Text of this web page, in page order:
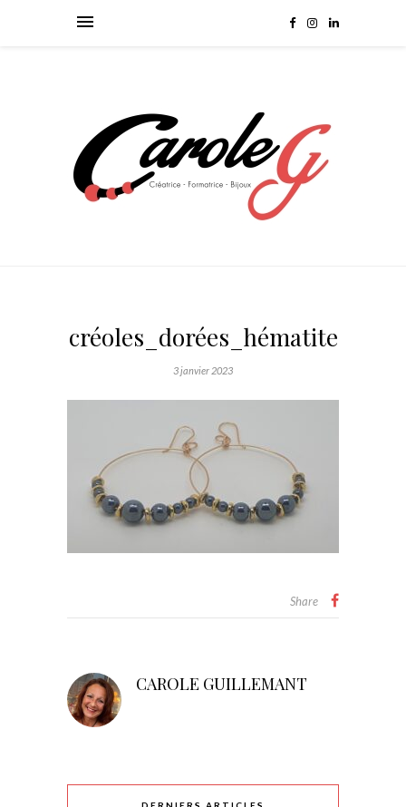
créoles_dorées_hématite
3 janvier 2023
Share
CAROLE GUILLEMANT